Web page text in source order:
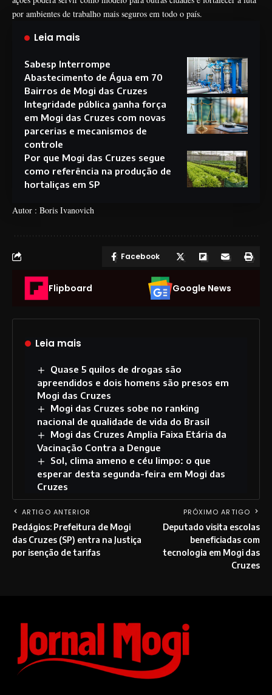
por ambientes de trabalho mais seguros em todo o país.
Leia mais
Sabesp Interrompe
Abastecimento de Água em 70
Bairros de Mogi das Cruzes
Integridade pública ganha força
em Mogi das Cruzes com novas
parcerias e mecanismos de
controle
Por que Mogi das Cruzes segue
como referência na produção de
hortaliças em SP
Autor : Boris Ivanovich
Facebook
Flipboard Google News
Leia mais
Quase 5 quilos de drogas são
apreendidos e dois homens são presos em
Mogi das Cruzes
Mogi das Cruzes sobe no ranking
nacional de qualidade de vida do Brasil
Mogi das Cruzes Amplia Faixa Etária da
Vacinação Contra a Dengue
Sol, clima ameno e céu limpo: o que
esperar desta segunda-feira em Mogi das
Cruzes
ARTIGO ANTERIOR
Pedágios: Prefeitura de Mogi
das Cruzes (SP) entra na Justiça
por isenção de tarifas
PRÓXIMO ARTIGO
Deputado visita escolas
beneficiadas com
tecnologia em Mogi das
Cruzes